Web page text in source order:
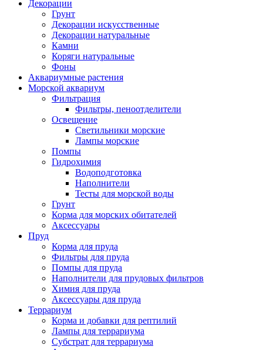
Декорации
Грунт
Декорации искусственные
Декорации натуральные
Камни
Коряги натуральные
Фоны
Аквариумные растения
Морской аквариум
Фильтрация
Фильтры, пеноотделители
Освещение
Светильники морские
Лампы морские
Помпы
Гидрохимия
Водоподготовка
Наполнители
Тесты для морской воды
Грунт
Корма для морских обитателей
Аксессуары
Пруд
Корма для пруда
Фильтры для пруда
Помпы для пруда
Наполнители для прудовых фильтров
Химия для пруда
Аксессуары для пруда
Террариум
Корма и добавки для рептилий
Лампы для террариума
Субстрат для террариума